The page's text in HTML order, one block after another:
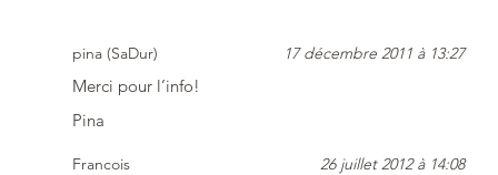
pina (SaDur) 17 décembre 2011 à 13:27
Merci pour l’info!
Pina
Francois 26 juillet 2012 à 14:08